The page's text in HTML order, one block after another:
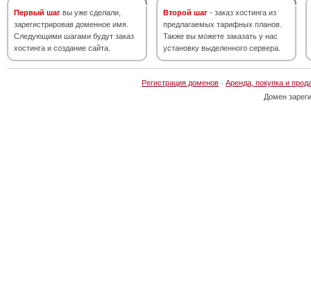
Первый шаг вы уже сделали,
зарегистрировав доменное имя.
Следующими шагами будут заказ
хостинга и создание сайта.
Второй шаг - заказ хостинга из
предлагаемых тарифных планов.
Также вы можете заказать у нас
установку выделенного сервера.
Регистрация доменов · Аренда, покупка и
Домен